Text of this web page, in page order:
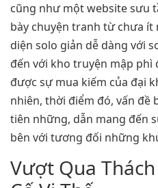
cũng như một website sưu
bày chuyện tranh từ chưa ít
diện solo giản dễ dàng với
đến với kho truyện mập phì
được sự mua kiếm của đại
nhiên, thời điểm đó, vấn đề
tiên những, dẫn mang đến
bên với tương đối những
Vượt Qua